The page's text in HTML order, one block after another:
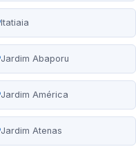
Itatiaia
Jardim Abaporu
Jardim América
Jardim Atenas